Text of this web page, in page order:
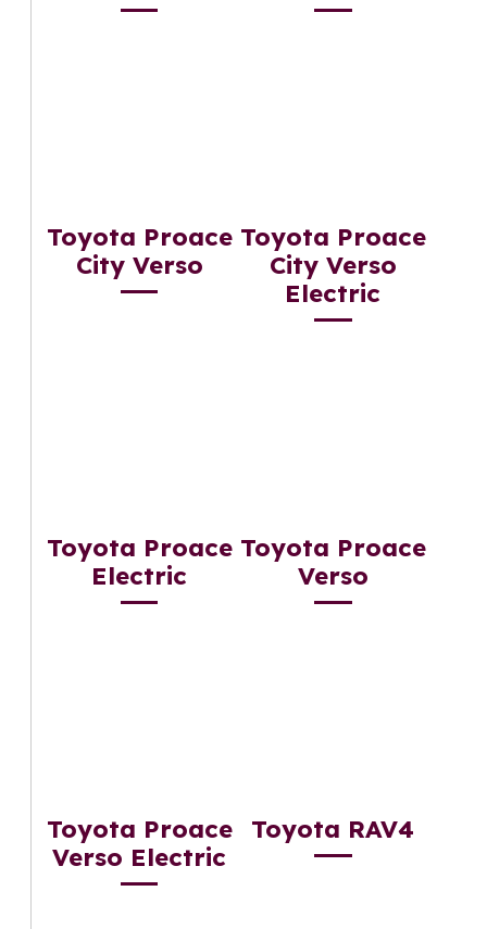
Toyota Proace
City Verso
Toyota Proace
City Verso
Electric
Toyota Proace
Electric
Toyota Proace
Verso
Toyota Proace
Verso Electric
Toyota RAV4